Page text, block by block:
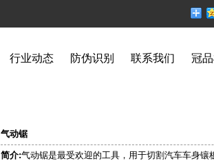
行业动态 防伪识别 联系我们 冠
气动锯
简介:气动锯是最受欢迎的工具，用于切割汽车车身镶